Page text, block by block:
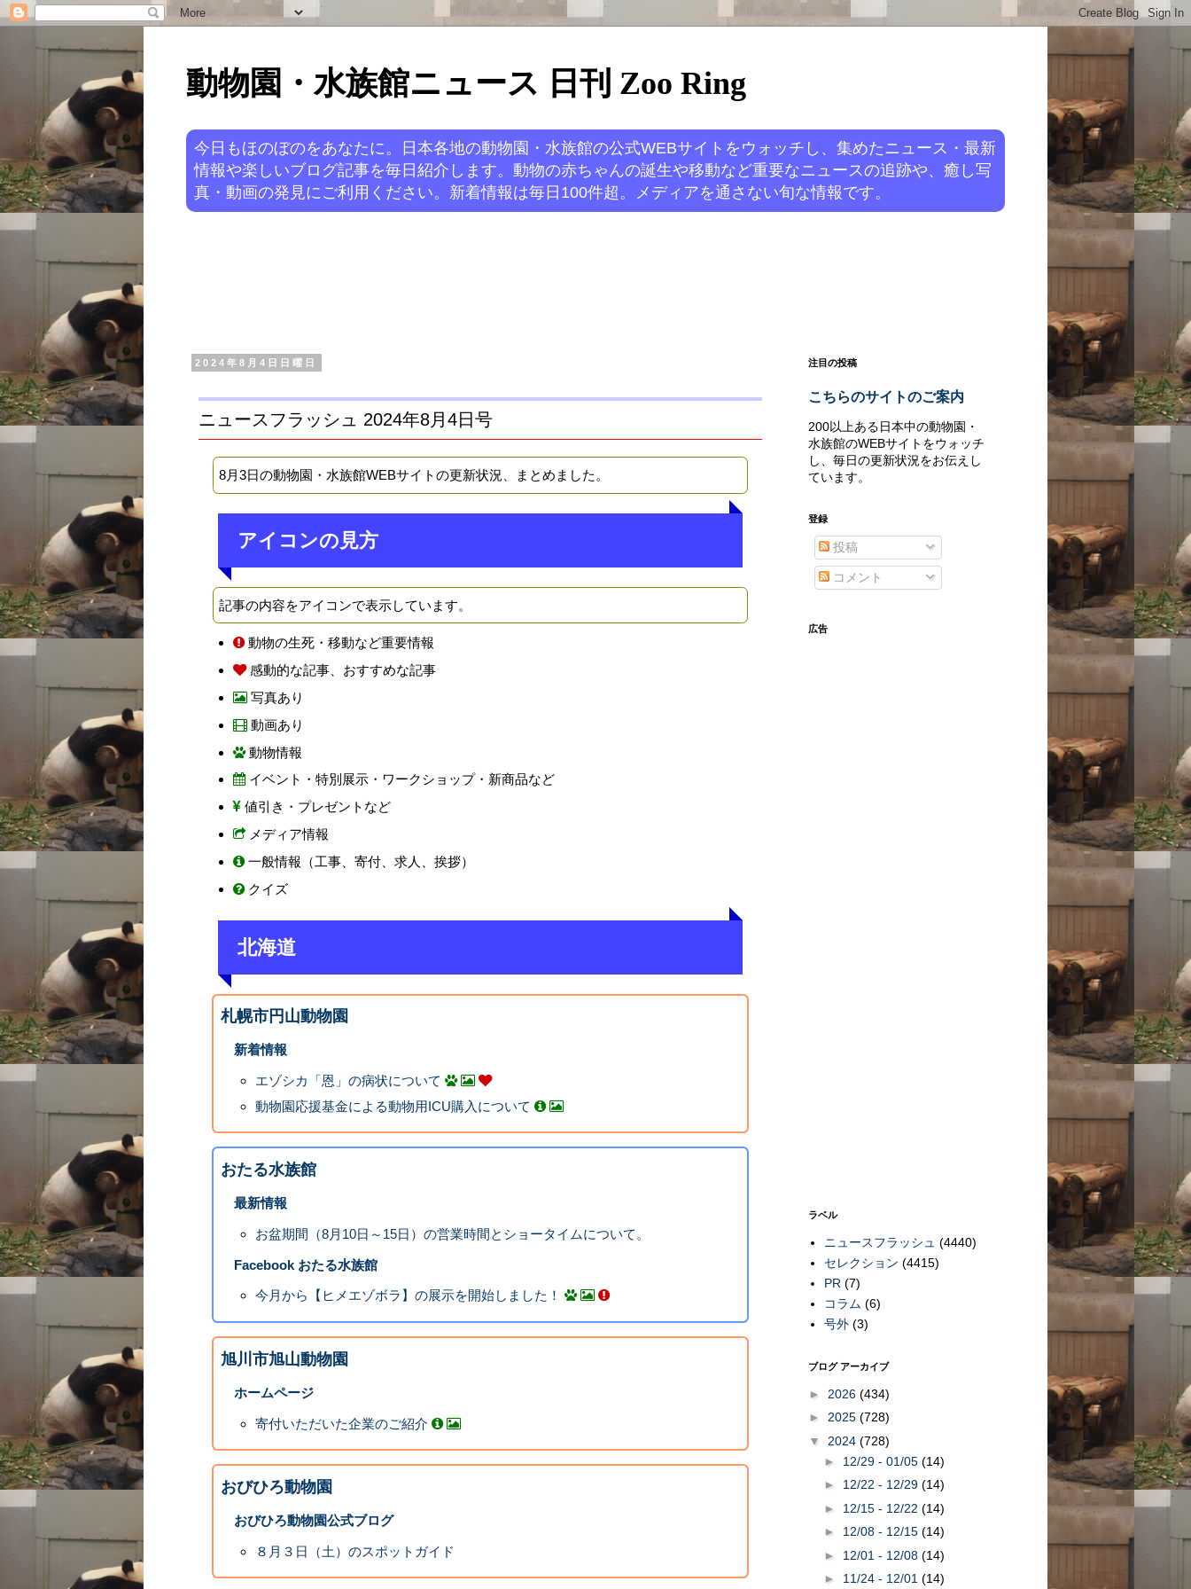
動物園・水族館ニュース 日刊 Zoo Ring
今日もほのぼのをあなたに。日本各地の動物園・水族館の公式WEBサイトをウォッチし、集めたニュース・最新
情報や楽しいブログ記事を毎日紹介します。動物の赤ちゃんの誕生や移動など重要なニュースの追跡や、癒し写
真・動画の発見にご利用ください。新着情報は毎日100件超。メディアを通さない旬な情報です。
2024年8月4日日曜日
ニュースフラッシュ 2024年8月4日号
8月3日の動物園・水族館WEBサイトの更新状況、まとめました。
アイコンの見方
記事の内容をアイコンで表示しています。
動物の生死・移動など重要情報
感動的な記事、おすすめな記事
写真あり
動画あり
動物情報
イベント・特別展示・ワークショップ・新商品など
値引き・プレゼントなど
メディア情報
一般情報（工事、寄付、求人、挨拶）
クイズ
北海道
札幌市円山動物園
新着情報
エゾシカ「恩」の病状について
動物園応援基金による動物用ICU購入について
おたる水族館
最新情報
お盆期間（8月10日～15日）の営業時間とショータイムについて。
Facebook おたる水族館
今月から【ヒメエゾボラ】の展示を開始しました！
旭川市旭山動物園
ホームページ
寄付いただいた企業のご紹介
おびひろ動物園
おびひろ動物園公式ブログ
８月３日（土）のスポットガイド
注目の投稿
こちらのサイトのご案内
200以上ある日本中の動物園・
水族館のWEBサイトをウォッチ
し、毎日の更新状況をお伝えし
ています。
登録
投稿
コメント
広告
ラベル
ニュースフラッシュ (4440)
セレクション (4415)
PR (7)
コラム (6)
号外 (3)
ブログ アーカイブ
► 2026 (434)
► 2025 (728)
▼ 2024 (728)
► 12/29 - 01/05 (14)
► 12/22 - 12/29 (14)
► 12/15 - 12/22 (14)
► 12/08 - 12/15 (14)
► 12/01 - 12/08 (14)
► 11/24 - 12/01 (14)